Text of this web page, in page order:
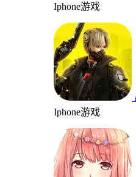
Iphone游戏
Iphone游戏